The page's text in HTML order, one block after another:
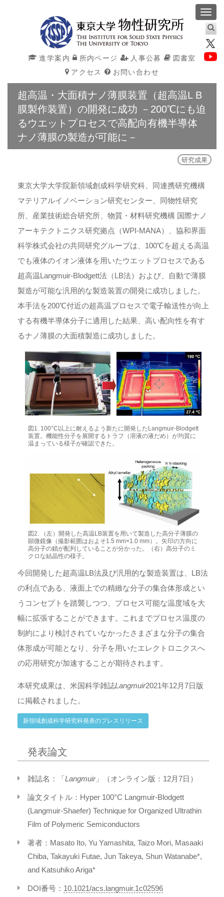
進学案内 所内ページ 人事公募
図書室
アクセス
お問い合わせ
超高温・大面積ナノ薄膜装置（超高温L B
膜製作装置）の開発に成功 －200℃にも迫
るウエットプロセスで高配向有機半導体
ナノ薄膜の製造が可能に－
研究成果
東京大学大学院新領域創成科学研究科、同連携研究機構
マテリアルイノベーション研究センター、同物性研究
所、産業技術総合研究所、物質・材料研究機構 国際ナノ
アーキテクトニクス研究拠点（WPI-MANA）、協和界面
科学株式会社の共同研究グループは、100℃を超える高温
でも液体のイオン液体を用いたウエットプロセスである
超高温Langmuir-Blodgett法（LB法）および、自動で薄膜
製造が可能な汎用的な製造装置の開発に成功しました。
本手法を200℃付近の超高温プロセスで電子輸送性が向上
する有機半導体分子に適用した結果、高い配向性を有す
るナノ薄膜の大面積製造に成功しました。
図1. 100°C以上に耐えるよう新たに開発したLangmuir-Blodgett
装置。機能性分子を展開するトラフ（溶液の液だめ）が均質に
温まっている様子が確認できた。
図2. （左）開発した高温LB装置を用いて製造した高分子薄膜の
顕微鏡像（撮影範囲はおよそ1.5 mm×1.0 mm）。矢印の方向に
高分子の鎖が配列していることが分かった。（右）高分子のミ
クロな結晶性の様子。
今回開発した超高温LB法及び汎用的な製造装置は、LB法
の利点である、液面上での精緻な分子の集合体形成とい
うコンセプトを踏襲しつつ、プロセス可能な温度域を大
幅に拡張することができます。これまでプロセス温度の
制約により検討されていなかったさまざまな分子の集合
体形成が可能となり、分子を用いたエレクトロニクスへ
の応用研究が加速することが期待されます。
本研究成果は、米国科学雑誌Langmuir2021年12月7日版
に掲載されました。
新領域創成科学研究科発表のプレスリリース
発表論文
雑誌名：「Langmuir」（オンライン版：12月7日）
論文タイトル：Hyper 100°C Langmuir-Blodgett
(Langmuir-Shaefer) Technique for Organized Ultrathin
Film of Polymeric Semiconductors
著者：Masato Ito, Yu Yamashita, Taizo Mori, Masaaki
Chiba, Takayuki Futae, Jun Takeya, Shun Watanabe*,
and Katsuhiko Ariga*
DOI番号： 10.1021/acs.langmuir.1c02596